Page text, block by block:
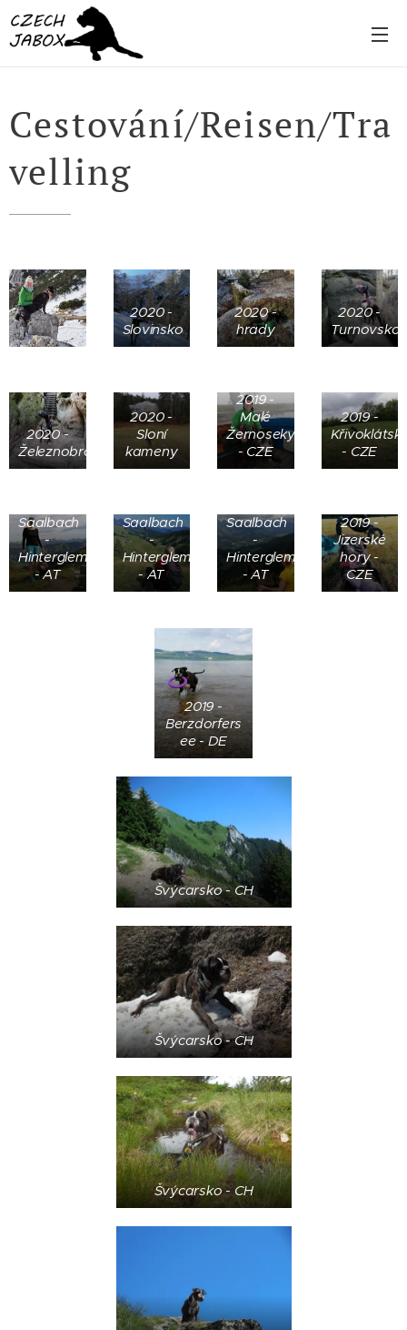
Cestování/Reisen/Tra
velling
2020 -
Slovinsko
2020 -
hrady
2020 -
Turnovsko
2020 -
Železnobrodsko
2020 -
Sloní
kameny
2019 -
Malé
Žernoseky
- CZE
2019 -
- CZE
Saalbach
-
Hinterglemm
- AT
Saalbach
-
Hinterglemm
- AT
Saalbach
-
Hinterglemm
- AT
2019 -
Jizerské
hory -
CZE
2019 -
Berzdorfers
ee - DE
Švýcarsko - CH
Švýcarsko - CH
Švýcarsko - CH